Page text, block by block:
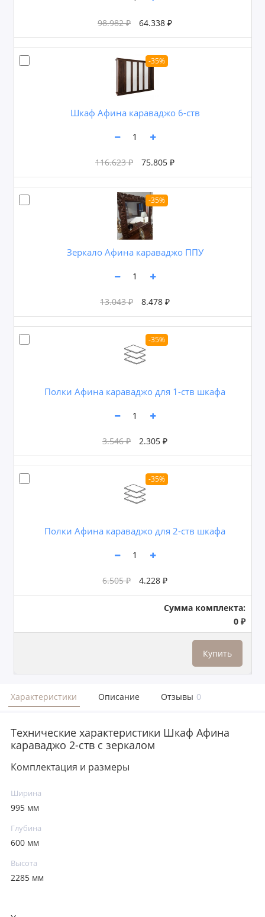
98.982 ₽ 64.338 ₽
-35%
Шкаф Афина караваджо 6-ств
116.623 ₽ 75.805 ₽
-35%
Зеркало Афина караваджо ППУ
13.043 ₽ 8.478 ₽
-35%
Полки Афина караваджо для 1-ств шкафа
3.546 ₽ 2.305 ₽
-35%
Полки Афина караваджо для 2-ств шкафа
6.505 ₽ 4.228 ₽
Сумма комплекта:
0 ₽
Купить
Характеристики Описание Отзывы 0
Технические характеристики Шкаф Афина
караваджо 2-ств с зеркалом
Комплектация и размеры
Ширина
995 мм
Глубина
600 мм
Высота
2285 мм